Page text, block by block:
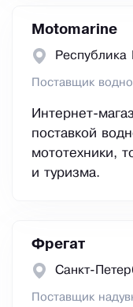
Motomarine
Республика
Поставщик
Интернет-
поставкой
мототехники,
и туризма.
Фрегат
Санкт-
Поставщик